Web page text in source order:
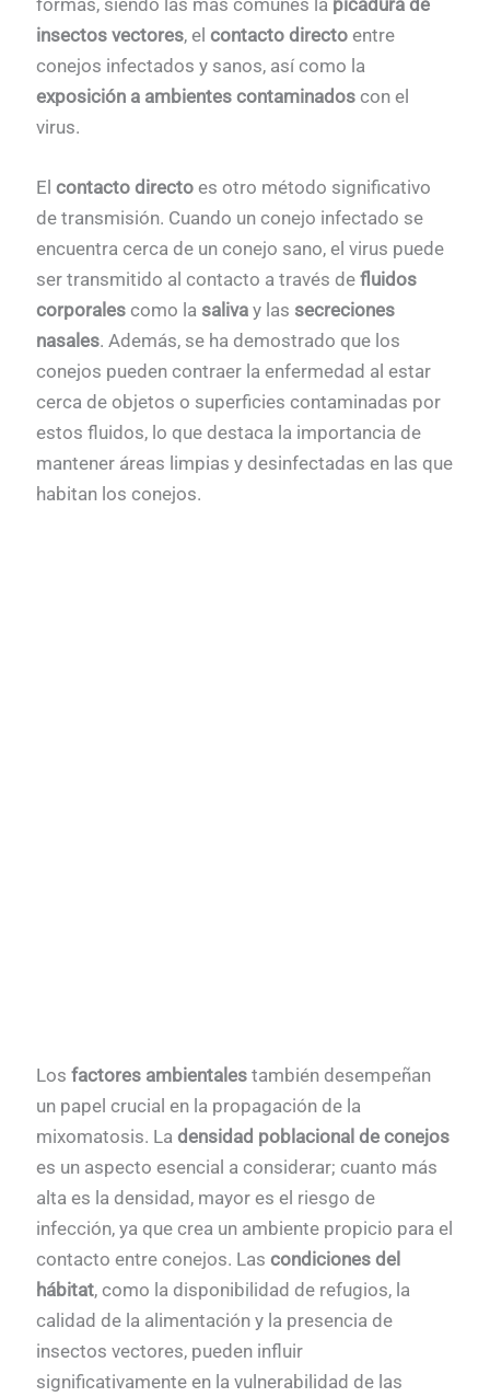
formas, siendo las más comunes la picadura de
insectos vectores, elcontacto directo entre
conejos infectados y sanos, así como la
exposición a ambientes contaminados con el
virus.
Elcontacto directo es otro método significativo
de transmisión. Cuando un conejo infectado se
encuentra cerca de un conejo sano, el virus puede
ser transmitido al contacto a través defluidos
corporales como la salivay las secreciones
nasales. Además, se ha demostrado que los
conejos pueden contraer la enfermedad al estar
cerca de objetos o superficies contaminadas por
estos fluidos, lo que destaca la importancia de
mantener áreas limpias y desinfectadas en las que
habitan los conejos.
Losfactores ambientales también desempeñan
un papel crucial en la propagación de la
mixomatosis. Ladensidad poblacional de conejos
es un aspecto esencial a considerar; cuanto más
alta es la densidad, mayor es el riesgo de
infección, ya que crea un ambiente propicio para el
contacto entre conejos. Lascondiciones del
hábitat, como la disponibilidad de refugios, la
calidad de la alimentación y la presencia de
insectos vectores, pueden influir
significativamente en la vulnerabilidad de las